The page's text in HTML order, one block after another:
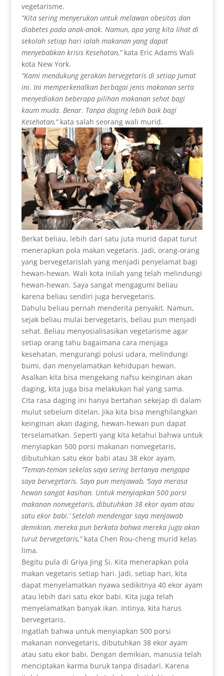
vegetarisme.
“Kita sering menyerukan untuk melawan obesitas dan
diabetes pada anak-anak. Namun, apa yang kita lihat di
sekolah setiap hari ialah makanan yang dapat
menyebabkan krisis Kesehatan,”kata Eric Adams Wali
kota New York.
“Kami mendukung gerakan bervegetaris di setiap Jumat
ini. Ini memperkenalkan berbagai jenis makanan serta
menyediakan beberapa pilihan makanan sehat bagi
kaum muda. Benar. Tanpa daging lebih baik bagi
Kesehatan,”kata salah seorang wali murid.
Berkat beliau, lebih dari satu juta murid dapat turut
menerapkan pola makan vegetaris. Jadi, orang-orang
yang bervegetarislah yang menjadi penyelamat bagi
hewan-hewan. Wali kota inilah yang telah melindungi
hewan-hewan. Saya sangat mengagumi beliau
karena beliau sendiri juga bervegetaris.
Dahulu beliau pernah menderita penyakit. Namun,
sejak beliau mulai bervegetaris, beliau pun menjadi
sehat. Beliau menyosialisasikan vegetarisme agar
setiap orang tahu bagaimana cara menjaga
kesehatan, mengurangi polusi udara, melindungi
bumi, dan menyelamatkan kehidupan hewan.
Asalkan kita bisa mengekang nafsu keinginan akan
daging, kita juga bisa melakukan hal yang sama.
Cita rasa daging ini hanya bertahan sekejap di dalam
mulut sebelum ditelan. Jika kita bisa menghilangkan
keinginan akan daging, hewan-hewan pun dapat
terselamatkan. Seperti yang kita ketahui bahwa untuk
menyiapkan 500 porsi makanan nonvegetaris,
dibutuhkan satu ekor babi atau 38 ekor ayam.
“Teman-teman sekelas saya sering bertanya mengapa
saya bervegetaris. Saya pun menjawab, ‘Saya merasa
hewan sangat kasihan. Untuk menyiapkan 500 porsi
makanan nonvegetaris, dibutuhkan 38 ekor ayam atau
satu ekor babi.’ Setelah mendengar saya menjawab
demikian, mereka pun berkata bahwa mereka juga akan
turut bervegetaris,”kata Chen Rou-cheng murid kelas
lima.
Begitu pula di Griya Jing Si. Kita menerapkan pola
makan vegetaris setiap hari. Jadi, setiap hari, kita
dapat menyelamatkan nyawa sedikitnya 40 ekor ayam
atau lebih dari satu ekor babi. Kita juga telah
menyelamatkan banyak ikan. Intinya, kita harus
bervegetaris.
Ingatlah bahwa untuk menyiapkan 500 porsi
makanan nonvegetaris, dibutuhkan 38 ekor ayam
atau satu ekor babi. Dengan demikian, manusia telah
menciptakan karma buruk tanpa disadari. Karena